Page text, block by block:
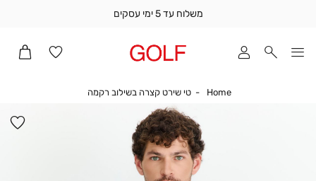
משלוח עד 5 ימי עסקים
Home
Homeטי שירט קצרה בשילוב רקמה